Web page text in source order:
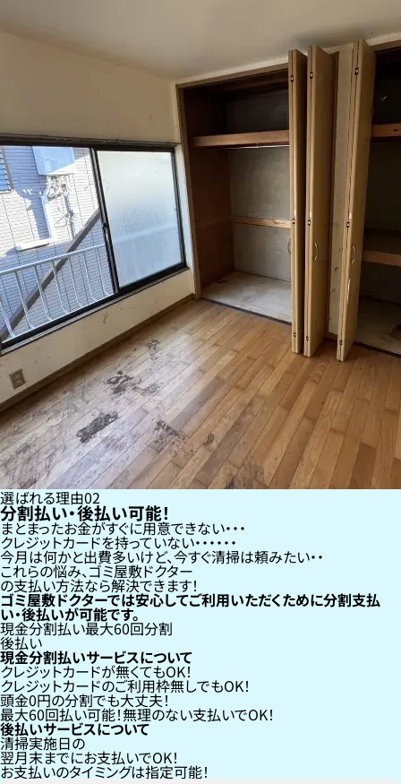
選ばれる理由02
分割払い・後払い可能！
まとまったお金がすぐに用意できない
クレジットカードを持っていない・・・
今月は何かと出費多いけど、今すぐ清掃は頼みたい
これらの悩み、ゴミ屋敷ドクター
の支払い方法なら解決できます！
ゴミ屋敷ドクターでは安心してご利用いただくために分割支払
い・後払いが可能です。
現金分割払い最大60回分割
後払い
現金分割払いサービスについて
クレジットカードが無くてもOK！
クレジットカードのご利用枠無しでもOK！
頭金0円の分割でも大丈夫！
最大60回払い可能！無理のない支払いでOK！
後払いサービスについて
清掃実施日の
翌月末までにお支払いでOK！
お支払いのタイミングは指定可能！